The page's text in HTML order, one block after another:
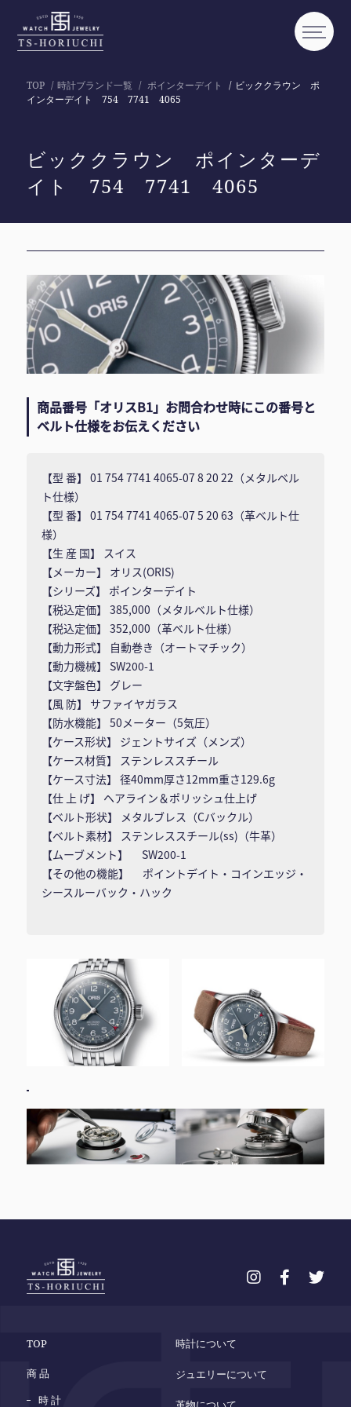
TOP 時計ブランド一覧 ポインターデイト
ビッククラウン ポ
インターデイト 754 7741 4065
ビッククラウン ポインターデ
イト 754 7741 4065
商品番号「オリスB1」お問合わせ時にこの番号と
ベルト仕様をお伝えください
【型 番】 01 754 7741 4065-07 8 20 22（メタルベル
ト仕様）
【型 番】 01 754 7741 4065-07 5 20 63（革ベルト仕
様）
【生 産 国】 スイス
【メーカー】 オリス(ORIS)
【シリーズ】 ポインターデイト
【税込定価】 385,000（メタルベルト仕様）
【税込定価】 352,000（革ベルト仕様）
【動力形式】 自動巻き（オートマチック）
【動力機械】 SW200-1
【文字盤色】 グレー
【風 防】 サファイヤガラス
【防水機能】 50メーター（5気圧）
【ケース形状】 ジェントサイズ（メンズ）
【ケース材質】 ステンレススチール
【ケース寸法】 径40mm厚さ12mm重さ129.6g
【仕 上 げ】 ヘアライン＆ポリッシュ仕上げ
【ベルト形状】 メタルブレス（Cバックル）
【ベルト素材】 ステンレススチール(ss)（牛革）
【ムーブメント】 SW200-1
【その他の機能】 ポイントデイト・コインエッジ・
シースルーバック・ハック
TOP
商 品
時 計
時計について
ジュエリーについて